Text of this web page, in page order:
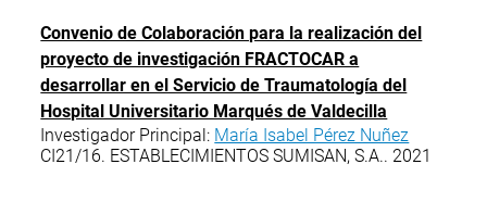
Convenio de Colaboración para la realización del
proyecto de investigación FRACTOCAR a
desarrollar en el Servicio de Traumatología del
Hospital Universitario Marqués de Valdecilla
Investigador Principal: María Isabel Pérez Nuñez
CI21/16. ESTABLECIMIENTOS SUMISAN, S.A.. 2021